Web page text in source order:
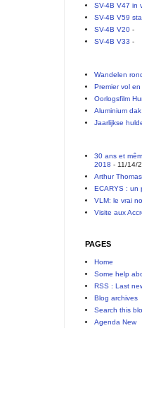
SV-4B V47 in
SV-4B V59
SV-4B V20-
SV-4B V33 -
Wandelen
Premier vol
Oorlogsfilm
Aluminium
Jaarlijkse
30 ans et
2018 - 11/14/
Arthur
ECARYS : un
VLM: le vrai
Visite aux
PAGES
Home
Some help
RSS : Last
Blog archives
Search this
Agenda New